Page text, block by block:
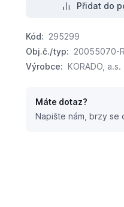
Přidat do
Kód: 295299
Obj.č./typ: 20055070-
Výrobce: KORADO, a.s.
Máte dotaz?
Napište nám, brzy se